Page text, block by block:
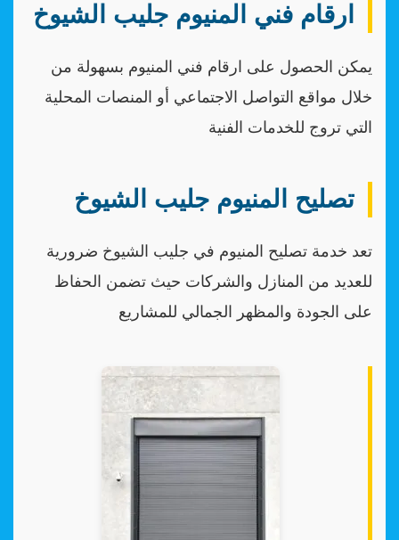
ارقام فني المنيوم جليب الشيوخ
يمكن الحصول على ارقام فني المنيوم بسهولة من
خلال مواقع التواصل الاجتماعي أو المنصات المحلية
التي تروج للخدمات الفنية
تصليح المنيوم جليب الشيوخ
تعد خدمة تصليح المنيوم في جليب الشيوخ ضرورية
للعديد من المنازل والشركات حيث تضمن الحفاظ
على الجودة والمظهر الجمالي للمشاريع